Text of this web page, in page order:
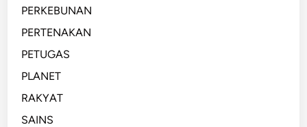
PERKEBUNAN
PERTENAKAN
PETUGAS
PLANET
RAKYAT
SAINS